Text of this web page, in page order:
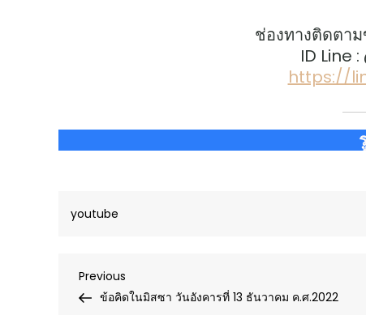
ช่องทางติดตา
ID Line
https://
youtube
Post
Previous
Post
Previous
ข้อคิดในมิสซา วันอังคารที่ 13 ธันวาคม ค.ศ.2022